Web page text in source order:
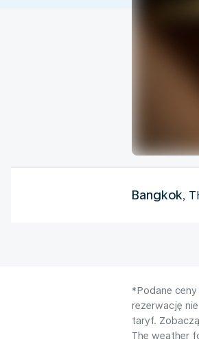
Bangkok,
*Podane
rezerwację
taryf.
The weather